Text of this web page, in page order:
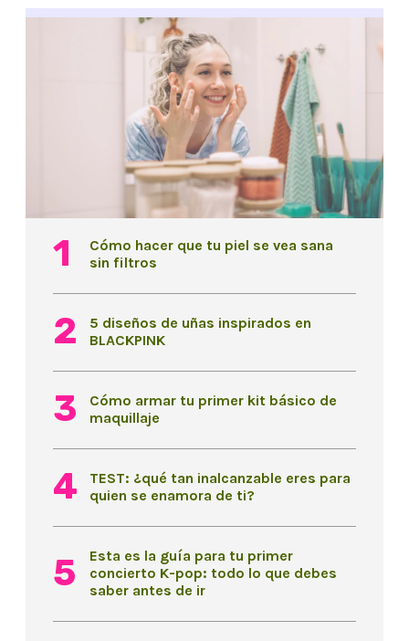
Cómo hacer que tu piel se vea sana
sin filtros
5 diseños de uñas inspirados en
BLACKPINK
Cómo armar tu primer kit básico de
maquillaje
TEST: ¿qué tan inalcanzable eres para
quien se enamora de ti?
Esta es la guía para tu primer
concierto K-pop: todo lo que debes
saber antes de ir